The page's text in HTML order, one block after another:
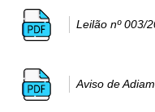
Leilão nº 003/
Aviso de